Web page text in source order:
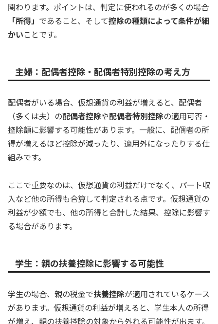
関わります。ポイントは、判定に使われるのが多くの場合
「所得」 であること、そして控除の種類によって条件が細
かいことです。
主婦：配偶者控除・配偶者特別控除の考え方
配偶者がいる場合、仮想通貨の利益が増えると、配偶者
（多くは夫）の配偶者控除や配偶者特別控除の適用可否・
控除額に影響する可能性があります。一般に、配偶者の所
得が増えるほど控除が減ったり、適用外になったりする仕
組みです。
ここで重要なのは、仮想通貨の利益だけでなく、パート収
入など他の所得も合算して判定される点です。仮想通貨の
利益が少額でも、他の所得と合計した結果、控除に影響す
る場合があります。
学生：親の扶養控除に影響する可能性
学生の場合、親の税金で扶養控除が適用されているケース
があります。仮想通貨の利益が増えると、学生本人の所得
が増え、親の扶養控除の対象から外れる可能性が出ます。